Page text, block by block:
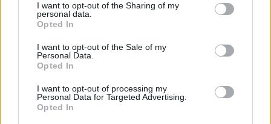
I want to opt-out of the Sharing of my
personal data.
Opted In
I want to opt-out of the Sale of my
Personal Data.
Opted In
I want to opt-out of processing my
Personal Data for Targeted Advertising.
Opted In
ZIŅAS ATTIECĪBAS